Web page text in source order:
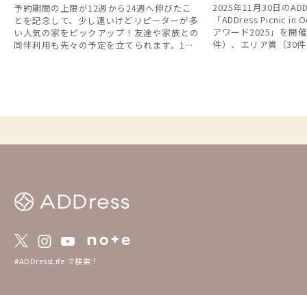
予約期間の上限が12週から24週へ伸びたこ
とを記念して、少し遠いけどリピーターが多
い人気の家をピックアップ！友達や家族との
同伴利用も先々の予定を立てられます。1月
予約可能期間が伸びています。ご自身でお気
ださい😎） 飛行機や新幹線・バスなどの早
2025年11月30日の
「ADDress Picnic in
アワード2025」を開
件）、エリア賞（30
fdd957b35d298f
#ADDressLife で検索！